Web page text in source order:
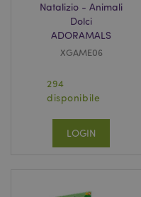
Natalizio - Animali
Dolci
ADORAMALS
XGAME06
294
disponibile
LOGIN